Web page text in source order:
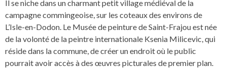
Il se niche dans un charmant petit village médiéval de la
campagne commingeoise, sur les coteaux des environs de
L’Isle-en-Dodon. Le Musée de peinture de Saint-Frajou est née
de la volonté de la peintre internationale Ksenia Milicevic, qui
réside dans la commune, de créer un endroit où le public
pourrait avoir accès à des œuvres picturales de premier plan.